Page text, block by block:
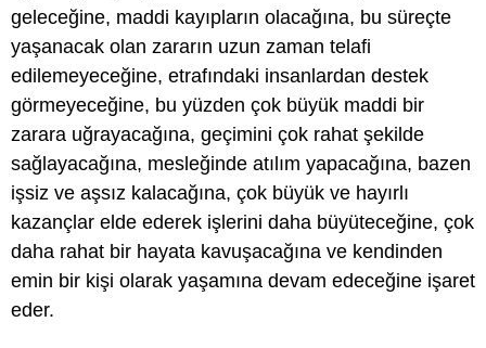
geleceğine, maddi kayıpların olacağına, bu süreçte
yaşanacak olan zararın uzun zaman telafi
edilemeyeceğine, etrafındaki insanlardan destek
görmeyeceğine, bu yüzden çok büyük maddi bir
zarara uğrayacağına, geçimini çok rahat şekilde
sağlayacağına, mesleğinde atılım yapacağına, bazen
işsiz ve aşsız kalacağına, çok büyük ve hayırlı
kazançlar elde ederek işlerini daha büyüteceğine, çok
daha rahat bir hayata kavuşacağına ve kendinden
emin bir kişi olarak yaşamına devam edeceğine işaret
eder.